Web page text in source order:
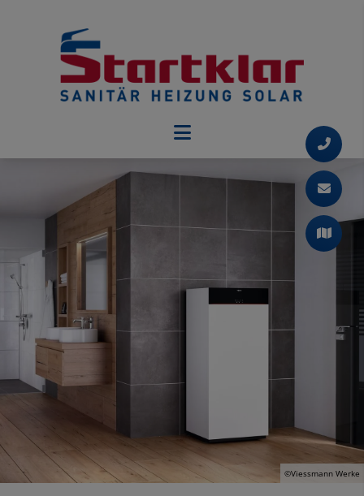
©Viessmann Werke